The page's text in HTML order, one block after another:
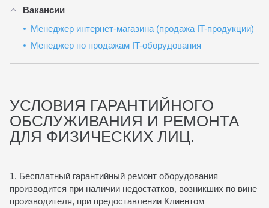
Вакансии
Менеджер интернет-магазина (продажа IT-продукции)
Менеджер по продажам IT-оборудования
УСЛОВИЯ ГАРАНТИЙНОГО
ОБСЛУЖИВАНИЯ И РЕМОНТА
ДЛЯ ФИЗИЧЕСКИХ ЛИЦ.
1. Бесплатный гарантийный ремонт оборудования
производится при наличии недостатков, возникших по вине
производителя, при предоставлении Клиентом